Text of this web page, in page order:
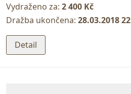
Vydraženo za: 2 400 Kč
Dražba ukončena: 28.03.2018
Detail